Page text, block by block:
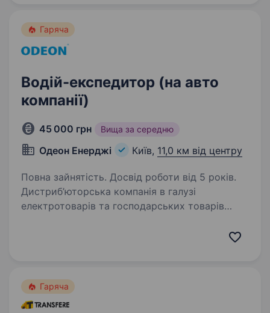
Гаряча
Водій-експедитор (на авто
компанії)
45 000 грн Вища за середню
Одеон Енерджі Київ, 11,0 км від центру
Повна зайнятість. Досвід роботи від 5 років.
Дистриб’юторська компанія в галузі
електротоварів та господарських товарів
Гаряча